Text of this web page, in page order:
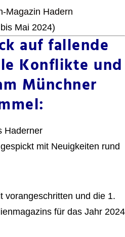
Mai 2024)
auf fallende
Konflikte und
Münchner
Haderner
mit Neuigkeiten rund
vorangeschritten und die 1.
für das Jahr 2024